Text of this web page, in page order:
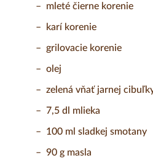
mleté čierne korenie
karí korenie
grilovacie korenie
olej
zelená vňať jarnej
7,5 dl mlieka
100 ml sladkej smotany
90 g masla